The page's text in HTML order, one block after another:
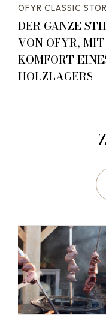
OFYR CLASSIC
DER GANZE
VON OFYR,
KOMFORT
HOLZLAGERS